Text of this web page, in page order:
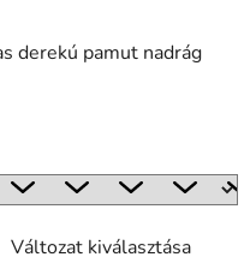
derekú pamut nadrág
Változat kiválasztása